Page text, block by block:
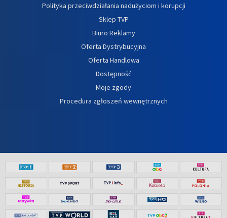
Polityka przeciwdziałania nadużyciom i korupcji
Sklep TVP
Biuro Reklamy
Oferta Dystrybucyjna
Oferta Handlowa
Dostępność
Moje zgody
Procedura zgłoszeń wewnętrznych